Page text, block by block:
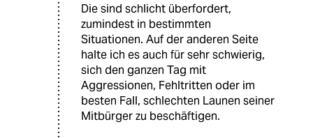
Die sind schlicht überfordert,
zumindest in bestimmten
Situationen. Auf der anderen Seite
halte ich es auch für sehr schwierig,
sich den ganzen Tag mit
Aggressionen, Fehltritten oder im
besten Fall, schlechten Launen seiner
Mitbürger zu beschäftigen.